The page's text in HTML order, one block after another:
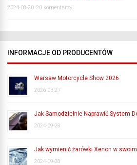
2024-08-20 20 komentarzy
INFORMACJE OD PRODUCENTÓW
Warsaw Motorcycle Show 2026
2026-03-27
Jak Samodzielnie Naprawić System
2024-09-28
Jak wymienić żarówki Xenon w
2024-09-28